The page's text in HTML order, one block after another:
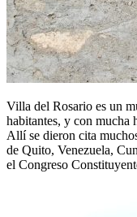
Villa del Rosario es un
habitantes, y con mucha
Allí se dieron cita
de Quito, Venezuela,
el Congreso